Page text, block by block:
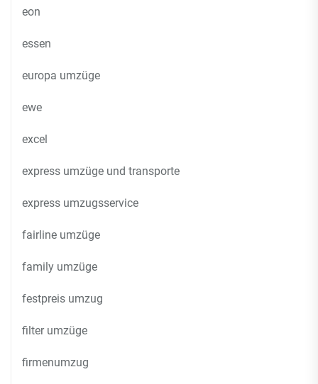
eon
essen
europa umzüge
ewe
excel
express umzüge und transporte
express umzugsservice
fairline umzüge
family umzüge
festpreis umzug
filter umzüge
firmenumzug